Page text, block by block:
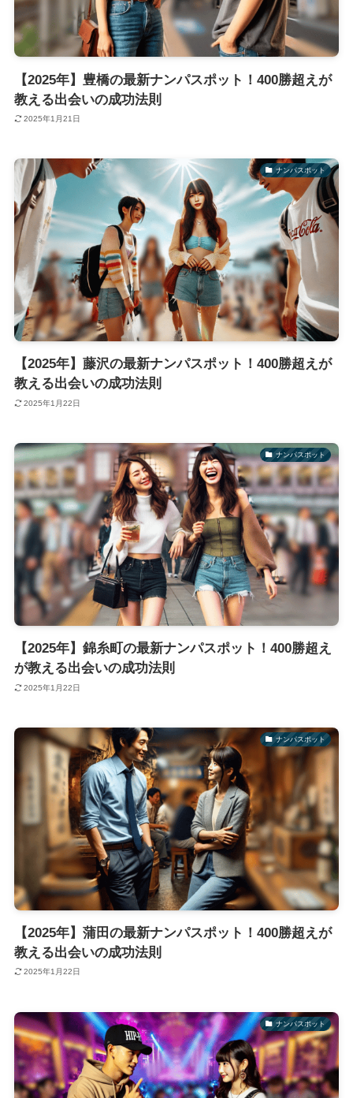
【2025年】豊橋の最新ナンパスポット！400勝超えが
教える出会いの成功法則
2025年1月21日
ナンパスポット
【2025年】藤沢の最新ナンパスポット！400勝超えが
教える出会いの成功法則
2025年1月22日
ナンパスポット
【2025年】錦糸町の最新ナンパスポット！400勝超え
が教える出会いの成功法則
2025年1月22日
ナンパスポット
【2025年】蒲田の最新ナンパスポット！400勝超えが
教える出会いの成功法則
2025年1月22日
ナンパスポット